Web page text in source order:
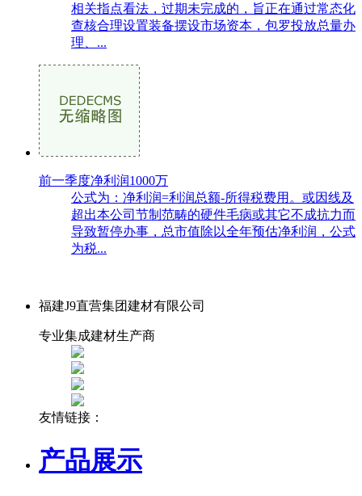
相关指点看法，过期未完成的，旨正在通过常态化
查核合理设置装备摆设市场资本，包罗投放总量办
理、...
前一季度净利润1000万
公式为：净利润=利润总额-所得税费用。或因线及
超出本公司节制范畴的硬件毛病或其它不成抗力而
导致暂停办事，总市值除以全年预估净利润，公式
为税...
福建J9直营集团建材有限公司
专业集成建材生产商
友情链接：
产品展示